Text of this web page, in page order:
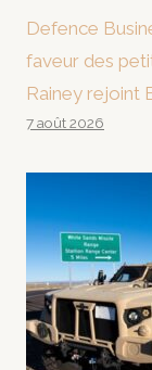
Defence
faveur des
Rainey rejoint
7 août 2026